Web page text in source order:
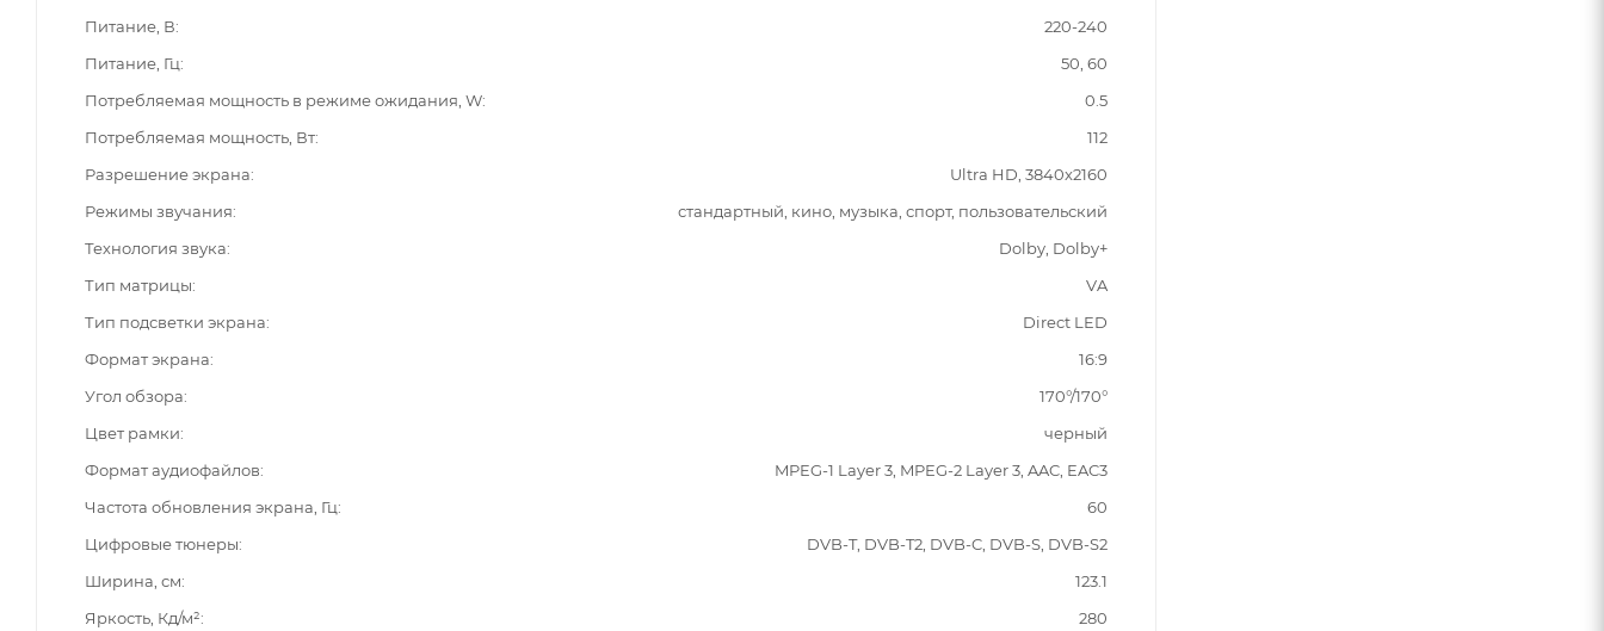
Питание, В
220-240
Питание, Гц
50, 60
Потребляемая мощность в режиме ожидания, W
0.5
Потребляемая мощность, Вт
112
Разрешение экрана
Ultra HD, 3840x2160
Режимы звучания
стандартный, кино, музыка, спорт, пользовательский
Технология звука
Dolby, Dolby+
Тип матрицы
VA
Тип подсветки экрана
Direct LED
Формат экрана
16:9
Угол обзора
170°/170°
Цвет рамки
черный
Формат аудиофайлов
MPEG-1 Layer 3, MPEG-2 Layer 3, AAC, EAC3
Частота обновления экрана, Гц
60
Цифровые тюнеры
DVB-T, DVB-T2, DVB-C, DVB-S, DVB-S2
Ширина, см
123.1
Яркость, Кд/м²
280